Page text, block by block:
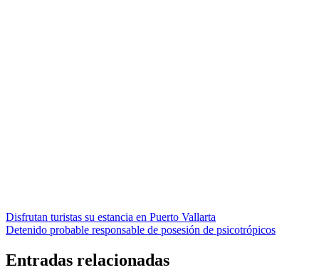
Navegación
de
entradas
Disfrutan turistas su estancia en Puerto Vallarta
Detenido probable responsable de posesión de psicotrópicos
Entradas relacionadas